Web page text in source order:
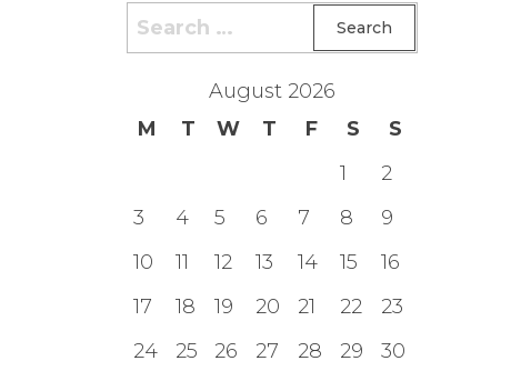
Search
for:
August 2026
M
T W T F S
S
1
2
3
4 5 6 7 8
9
10
11 12 13 14 15
16
17
18 19 20 21 22
23
24
25 26 27 28 29
30